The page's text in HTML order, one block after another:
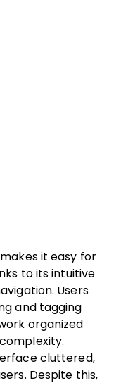
it easy for
to its intuitive
Users
and tagging
organized
cluttered,
Despite this,